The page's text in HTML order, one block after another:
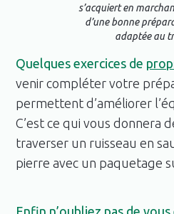
s’acquiert en
d’une bonne
adaptée au
Quelques exercices de
venir compléter votre
permettent d’améliorer
C’est ce qui vous donnera
traverser un ruisseau en
pierre avec un paquetage
Enfin n’oubliez pas de